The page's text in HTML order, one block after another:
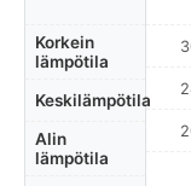
Korkein
lämpötila
Keskilämpötila
Alin
lämpötila